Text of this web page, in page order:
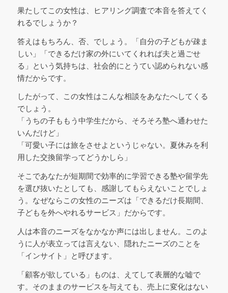
果たしてこの女性は、ヒアリング調査で本音を答えてく
れるでしょうか？
答えはもちろん、否、でしょう。「自分の子どもが疎ま
しい」「できるだけ家の外にいてくれれば夫と過ごせ
る」という気持ちは、社会的にとうてい認められない感
情だからです。
したがって、この女性はこんな相談をあなたへしてくる
でしょう。
「うちの子ももう中学生だから、そろそろ塾へ通わせた
いんだけど」
「可愛い子には旅をさせよというじゃない。夏休みを利
用した交換留学ってどうかしら」
そこであなたが短期間で効率的に学習できる塾や留学先
を選び抜いたとしても、感謝してもらえないことでしょ
う。なぜならこの女性のニーズは「できるだけ長期間、
子どもを外へやれるサービス」だからです。
人は本音のニーズをなかなか声には出しません。このよ
うに人が表立っては言えない、隠れたニーズのことを
「インサイト」と呼びます。
「顧客が欲している」ものは、えてして表層的な嘘で
す。そのままのサービスを与えても、売上に変化はない